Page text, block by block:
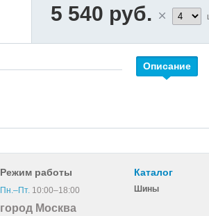
5 540 руб.
Описание
Режим работы
Пн.–Пт.10:00–18:00
город Москва
Каталог
Шины